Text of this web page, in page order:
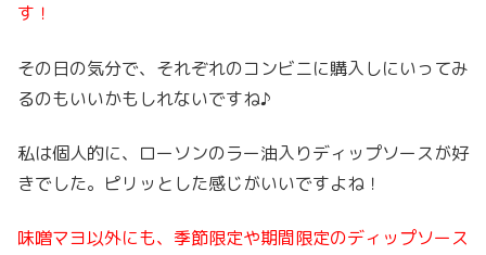
す！
その日の気分で、それぞれのコンビニに購入しにいってみ
るのもいいかもしれないですね♪
私は個人的に、ローソンのラー油入りディップソースが好
きでした。ピリッとした感じがいいですよね！
味噌マヨ以外にも、季節限定や期間限定のディップソース